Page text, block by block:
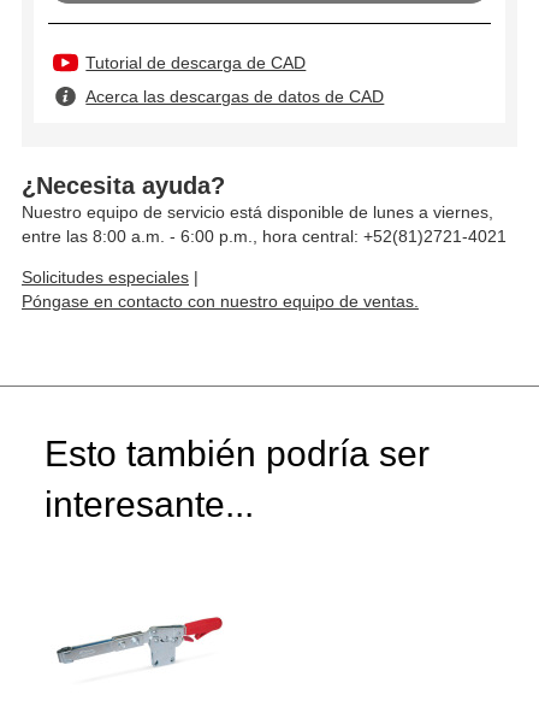
Tutorial de descarga de CAD
Acerca las descargas de datos de CAD
¿Necesita ayuda?
Nuestro equipo de servicio está disponible de lunes a viernes,
entre las 8:00 a.m. - 6:00 p.m., hora central: +52(81)2721-4021
Solicitudes especiales |
Póngase en contacto con nuestro equipo de ventas.
Esto también podría ser
interesante...